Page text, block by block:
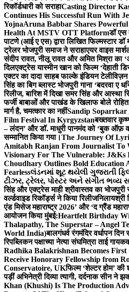
रिकॉर्डधारी को सराहाCasting Director
Continues His Successful Run With
YojnaAruna Babbar Shares
Health At MSTV OTT Platformडॉ एस
पाटणे (आई ए एस) द्वारा लिखित फिल्मस्टार
ट्रेलर भोजपुरी समाज ने सराहाएयर वाइस
संदीप रावत, नीलू रावत और अमित मिश्रा का
दिलएक्ट्रेस यास्मीन खान को फिल्म ‘देहाती
एक्टर का दादा साहब फाल्के इंडियन टेलीविज़न
सिंह का बिग ब्लास्ट भोजपुरी गाना ‘बदरवा ए
रिलीज, बारिश में दिखा समर सिंह और आस्था
फर्जी बाबाओं और पाखंड के खिलाफ बोले रोहित
मार्ग है, चमत्कार का नहींSandip
Film Festival In Kyrgyzstanबख्तवार
– लंदन’ और डॉ. माधुरी पानमंद को ‘बुक ऑफ़
सम्मानित किया गया।The Journey Of
Amitabh Ranjan From Journalist To
Visionary For The Vulnerable: J&Ks
Choudhary Outlines Bold Education
Fearlessલંડનમાં શૂટ થયેલી ગુજરાતી
ટીઝર, ટ્રેલર, પોસ્ટર અને સંગીત ભવ્ય
सिंह और एक्ट्रेस माही श्रीवास्तव का भोजपुरी
वर्ल्डवाइड रिकॉर्ड्स ने किया रिलीजनिलायश्री
एंड मिसेज महाराष्ट्र 2026’ और ‘द ग्रैंड
आयोजन किया मुंबई:Heartfelt Birthday
Thalapathy, The Superstar – Angel
World India)बालगंधर्व रंगमंदिर वर्धापन दिन
रिपब्लिकन पक्षाच्या नेत्या संघमित्रा ताई
Radhika Balakrishnan Becomes
Receive Honorary Fellowship from
Conservatoire, UKफिल्म ‘शेल्टर होम’
पड़ीं अभिनेत्री दिव्या त्यागी, दर्दनाक सीन ने
Khan (Khushi) Is The Production